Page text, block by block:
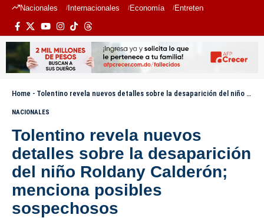
Nacionales Internacionales Economía Entretenimiento
Home - Tolentino revela nuevos detalles sobre la desaparición del niño Roldany Calderón; menciona posibles sospechosos
NACIONALES
Tolentino revela nuevos
detalles sobre la desaparición
del niño Roldany Calderón;
menciona posibles
sospechosos